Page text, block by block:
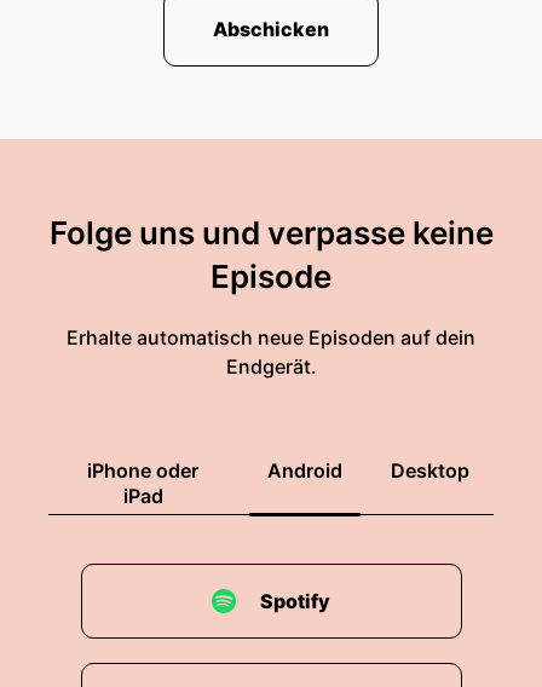
Abschicken
Folge uns und verpasse keine
Episode
Erhalte automatisch neue Episoden auf dein
Endgerät.
iPhone oder
iPad
Android Desktop
Spotify